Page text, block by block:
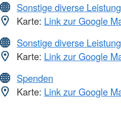
Sonstige diverse
Karte: Link zur Google
Sonstige diverse
Karte: Link zur Google
Spenden
Karte: Link zur Google